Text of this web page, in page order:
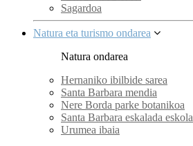
Sagardoa
Natura eta turismo ondarea
Natura ondarea
Hernaniko ibilbide sarea
Santa Barbara mendia
Nere Borda parke botanikoa
Santa Barbara eskalada eskola
Urumea ibaia